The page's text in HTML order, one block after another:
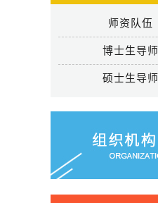
师资队伍
博士生导师
硕士生导师